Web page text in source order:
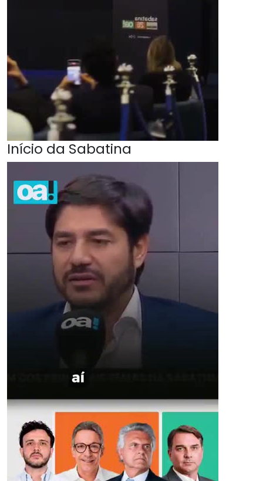
Início da Sabatina